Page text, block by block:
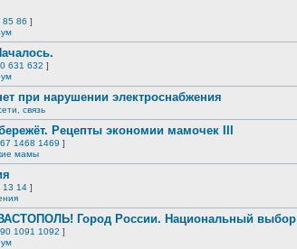
85 86 ]
631 632 ]
при нарушении электроснабжения
связь
Рецепты экономии мамочек III
1468 1469 ]
мамы
13 14 ]
Город России. Национальный выбор
1091 1092 ]